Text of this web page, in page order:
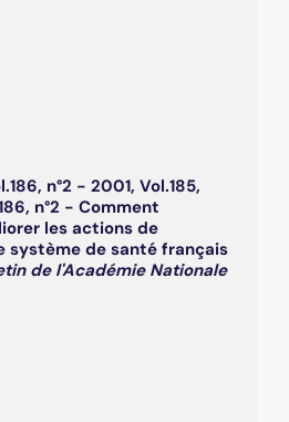
n°2 - 2001, Vol.185,
n°2 - Comment
les actions de
système de santé français
de l'Académie Nationale